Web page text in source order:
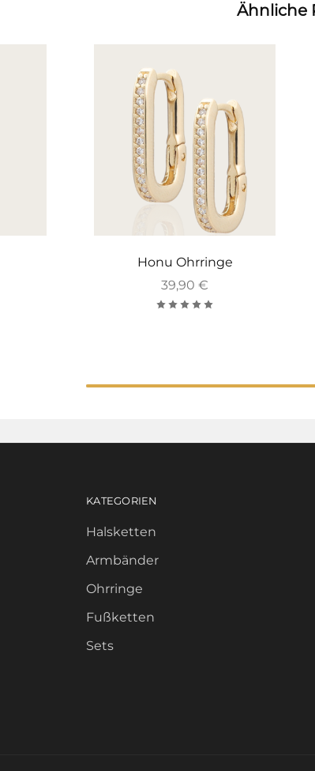
Ähnliche
Honu Ohrringe
39,90 €
KATEGORIEN
Halsketten
Armbänder
Ohrringe
Fußketten
Sets